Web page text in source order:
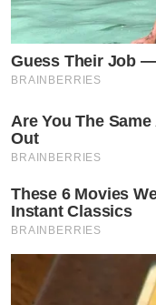
Guess Their Job
BRAINBERRIES
Are You The
Out
BRAINBERRIES
These 6 Movies
Instant Classics
BRAINBERRIES